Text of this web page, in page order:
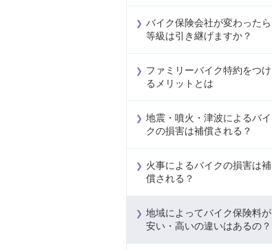
バイク保険会社が変わったら
等級は引き継げますか？
ファミリーバイク特約をつけ
るメリットとは
地震・噴火・津波によるバイ
クの損害は補償される？
火事によるバイクの損害は補
償される？
地域によってバイク保険料が
安い・高いの違いはあるの？